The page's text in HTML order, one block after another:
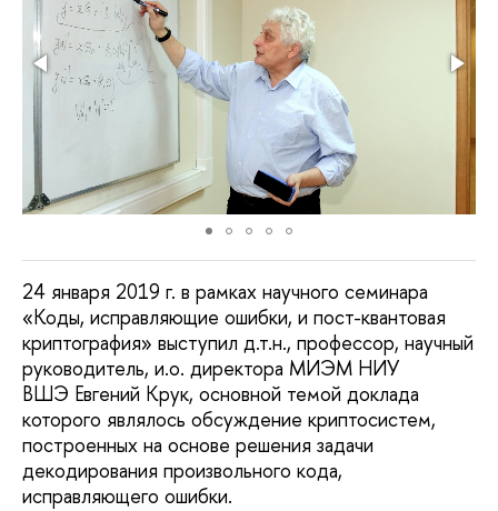
24 января 2019 г. в рамках научного семинара
«Коды, исправляющие ошибки, и пост-квантовая
криптография» выступил д.т.н., профессор, научный
руководитель, и.о. директора МИЭМ НИУ
ВШЭ Евгений Крук, основной темой доклада
которого являлось обсуждение криптосистем,
построенных на основе решения задачи
декодирования произвольного кода,
исправляющего ошибки.